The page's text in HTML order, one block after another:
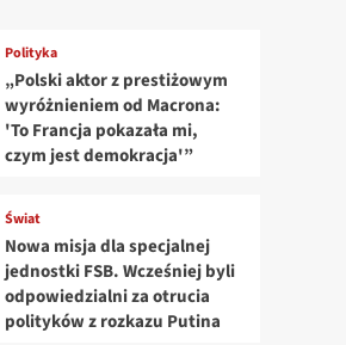
Polityka
„Polski aktor z prestiżowym
wyróżnieniem od Macrona:
'To Francja pokazała mi,
czym jest demokracja'”
Świat
Nowa misja dla specjalnej
jednostki FSB. Wcześniej byli
odpowiedzialni za otrucia
polityków z rozkazu Putina